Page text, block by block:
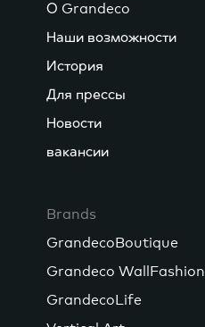
О Grandeco
Наши возможности
История
Для прессы
Новости
вакансии
Brands
GrandecoBoutique
Grandeco WallFashion
GrandecoLife